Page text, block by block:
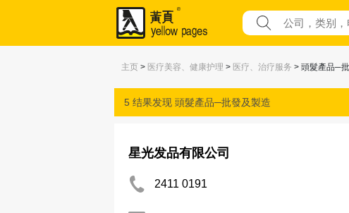
主页 > 医疗美容、健康护理 > 医疗、治疗服务 > 頭髮產品─
5 结果发现 頭髮產品─批發及製造
星光发品有限公司
2411 0191